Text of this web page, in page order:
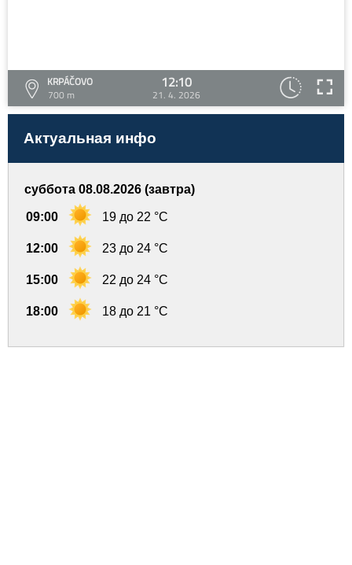
KRPÁČOVO
700 m
12:10
21. 4. 2026
Актуальная инфо
суббота 08.08.2026 (завтра)
09:00 19 до 22 °C
12:00 23 до 24 °C
15:00 22 до 24 °C
18:00 18 до 21 °C